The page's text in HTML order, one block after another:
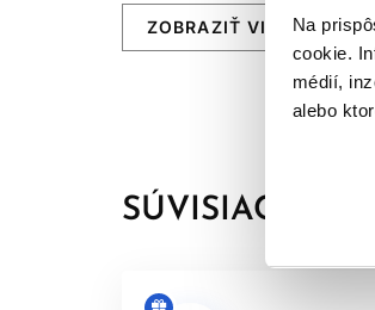
Na
cookie.
médií,
alebo
Doba pôsobenia: Až 10 min
Nanášajte na
kontrolujte, kým
ZOBRAZIŤ VIAC
SÚVISIACE